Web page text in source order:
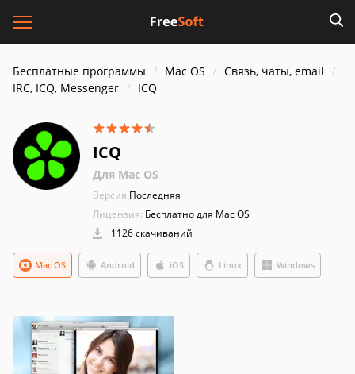
Бесплатные программы Mac OS
Связь, чаты, email
IRC, ICQ, Messenger
ICQ
ICQ
Для Mac OS
Версия:Последняя
Лицензия: Бесплатно для Mac OS
1126 скачиваний
Android iOS Linux
Mac OS Windows